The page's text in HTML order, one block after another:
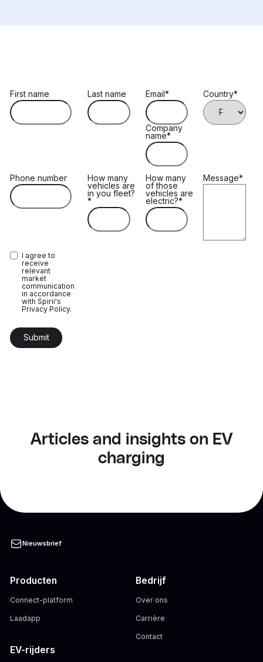
First name Last name Email *
Company
name*
Country*
Phone number
How many
vehicles are
in you fleet?
*
How many
of those
vehicles are
electric?*
Message*
I agree to
receive
relevant
market
communication
in accordance
with Spirii's
Privacy Policy.
Articles and insights on EV
charging
Nieuwsbrief
Producten
Connect-platform
Laadapp
EV-rijders
Bedrijf
Over ons
Carrière
Contact